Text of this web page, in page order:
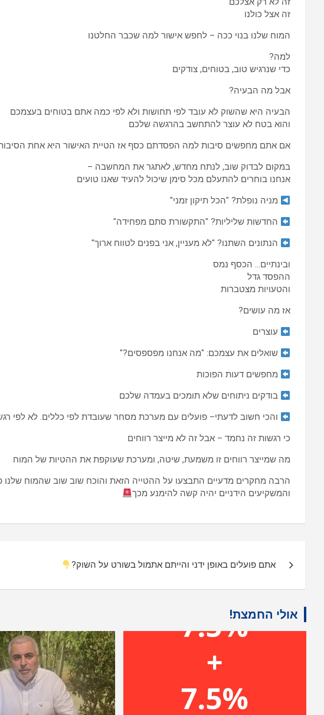
זה אצל כולנו
המוח שלנו בנוי ככה – לחפש אישור למה שכבר החלטנו
למה?
כדי שנרגיש טוב, בטוחים, צודקים
אבל מה הבעיה?
הבעיה היא שהשוק לא עובד לפי תחושות ולא לפי כמה אתם בטוחים בעצמכם
והוא בטח לא עוצר להתחשב בהרגשה שלכם
אם אתם מחפשים סיבות למה הפסדתם כסף אז הטיית האישור היא אחת
במקום לבדוק שוב, לנתח מחדש, לאתגר את המחשבה –
אנחנו בוחרים להתעלם מכל סימן שיכול להעיד שאנו טועים
מניה נופלת? "הכל תיקון זמני"
החדשות שליליות? "התקשורת סתם מפחידה"
הנתונים השתנו? "לא מעניין, אני בפנים לטווח ארוך"
ובינתיים… הכסף נמס
ההפסד גדל
והטעויות מצטברות
אז מה עושים?
עוצרים
שואלים את עצמכם: "מה אנחנו מפספסים?"
מחפשים דעות הפוכות
בודקים ניתוחים שלא תומכים בעמדה שלכם
והכי חשוב לדעתי– פועלים עם מערכת מסחר שעובדת לפי כללים. לא לפי
כי רגשות זה נחמד – אבל זה לא מייצר רווחים
מה שמייצר רווחים זו משמעת, שיטה, ומערכת שעוקפת את ההטיות של המוח
הרבה מחקרים מדעיים התבצעו על ההטייה הזאת והוכח שוב שוב שהמוח שלנו
והמשקיעים הידניים יהיה קשה להימנע מכך
אתם פועלים באופן ידני והייתם אתמול בשורט על השוק?
אולי החמצת!